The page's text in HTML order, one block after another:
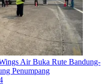
Air Buka Rute Bandung-
Penumpang